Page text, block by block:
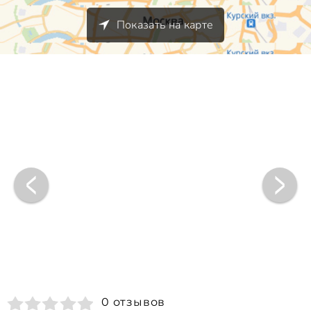
Показать на карте
0 отзывов